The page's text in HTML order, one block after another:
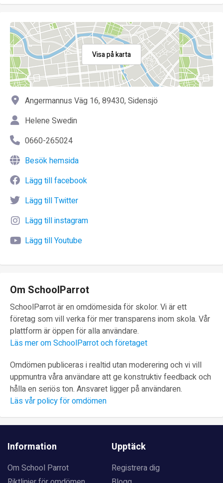
Visa på karta
Angermannus Väg 16, 89430, Sidensjö
Helene Swedin
0660-265024
Besök hemsida
Lägg till facebook
Lägg till Twitter
Lägg till instagram
Lägg till Youtube
Om SchoolParrot
SchoolParrot är en omdömesida för skolor. Vi är ett
företag som vill verka för mer transparens inom skola. Vår
plattform är öppen för alla användare.
Läs mer om SchoolParrot och företaget
Omdömen publiceras i realtid utan moderering och vi vill
uppmuntra våra användare att ge konstruktiv feedback och
hålla en seriös ton. Ansvaret ligger på användaren.
Läs vår policy för omdömen
Information
Om School Parrot
Upptäck
Registrera dig